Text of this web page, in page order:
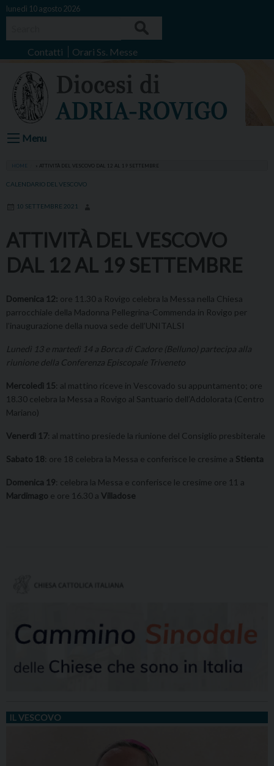
Skip
lunedì 10 agosto 2026
Contatti Orari Ss. Messe
Menu
HOME ATTIVITÀ DEL VESCOVO DAL 12 AL 19 SETTEMBRE
CALENDARIO DEL VESCOVO
10 SETTEMBRE 2021
ATTIVITÀ DEL VESCOVO
DAL 12 AL 19 SETTEMBRE
Domenica 12: ore 11.30 a Rovigo celebra la Messa nella Chiesa
parrocchiale della Madonna Pellegrina-Commenda in Rovigo per
l’inaugurazione della nuova sede dell’UNITALSI
Lunedì 13 e martedì 14 a Borca di Cadore (Belluno) partecipa alla
riunione della Conferenza Episcopale Triveneto
Mercoledì 15: al mattino riceve in Vescovado su appuntamento; ore
18.30 celebra la Messa a Rovigo al Santuario dell’Addolorata (Centro
Mariano)
Venerdì 17: al mattino presiede la riunione del Consiglio presbiterale
Sabato 18: ore 18 celebra la Messa e conferisce le cresime a Stienta
Domenica 19: celebra la Messa e conferisce le cresime ore 11 a
Mardimago e ore 16.30 a Villadose
IL VESCOVO